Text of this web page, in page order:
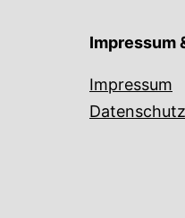
Impressum
Impressum